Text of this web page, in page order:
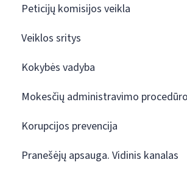
Peticijų komisijos veikla
Veiklos sritys
Kokybės vadyba
Mokesčių administravimo
Korupcijos prevencija
Pranešėjų apsauga. Vidinis kanalas